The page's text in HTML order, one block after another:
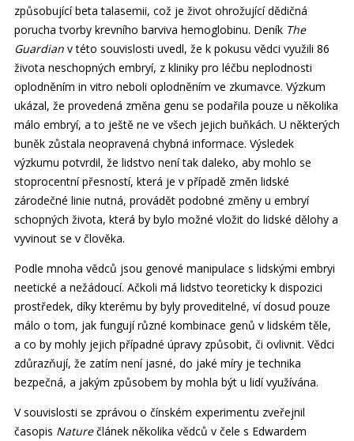
způsobující beta talasemii, což je život ohrožující dědičná
porucha tvorby krevního barviva hemoglobinu. Deník The
Guardianv této souvislosti uvedl, že k pokusu vědci využili 86
života neschopných embryí, z kliniky pro léčbu neplodnosti
oplodněním in vitro neboli oplodněním ve zkumavce. Výzkum
ukázal, že provedená změna genu se podařila pouze u několika
málo embryí, a to ještě ne ve všech jejich buňkách. U některých
buněk zůstala neopravená chybná informace. Výsledek
výzkumu potvrdil, že lidstvo není tak daleko, aby mohlo se
stoprocentní přesností, která je v případě změn lidské
zárodečné linie nutná, provádět podobné změny u embryí
schopných života, která by bylo možné vložit do lidské dělohy a
vyvinout se v člověka.
Podle mnoha vědců jsou genové manipulace s lidskými embryi
neetické a nežádoucí. Ačkoli má lidstvo teoreticky k dispozici
prostředek, díky kterému by byly proveditelné, ví dosud pouze
málo o tom, jak fungují různé kombinace genů v lidském těle,
a co by mohly jejich případné úpravy způsobit, či ovlivnit. Vědci
zdůrazňují, že zatím není jasné, do jaké míry je technika
bezpečná, a jakým způsobem by mohla být u lidí využívána.
V souvislosti se zprávou o čínském experimentu zveřejnil
časopis Naturečlánek několika vědců v čele s Edwardem